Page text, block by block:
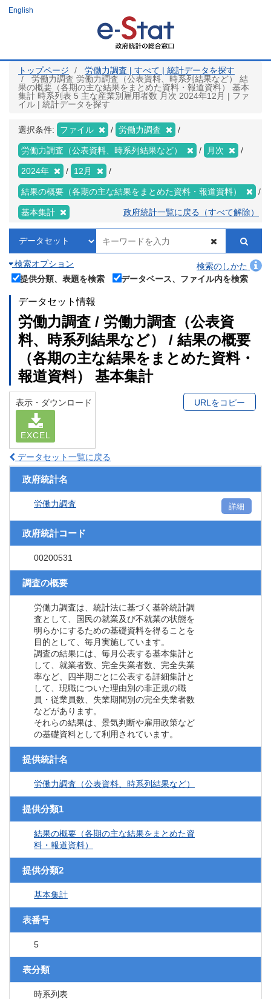
ツ
English
トップページ
労働力調査 | すべて | 統計データを探す
労働力調査 労働力調査（公表資料、時系列結果など） 結
果の概要（各期の主な結果をまとめた資料・報道資料） 基本
集計 時系列表 5 主な産業別雇用者数 月次 2024年12月 | ファ
イル | 統計データを探す
選択条件: ファイル 労働力調査
労働力調査（公表資料、時系列結果など） 月次
2024年 12月
結果の概要（各期の主な結果をまとめた資料・報道資料）
基本集計 政府統計一覧に戻る（すべて解除）
検索オプション
検索のしかた
提供分類、表題を検索
データベース、ファイル内を検索
データセット情報
労働力調査 / 労働力調査（公表資
料、時系列結果など） / 結果の概要
（各期の主な結果をまとめた資料・
報道資料） 基本集計
表示・ダウンロード
EXCEL
URLをコピー
データセット一覧に戻る
政府統計名
労働力調査 詳細
政府統計コード
00200531
調査の概要
労働力調査は、統計法に基づく基幹統計調
査として、国民の就業及び不就業の状態を
明らかにするための基礎資料を得ることを
目的として、毎月実施しています。
調査の結果には、毎月公表する基本集計と
して、就業者数、完全失業者数、完全失業
率など、四半期ごとに公表する詳細集計と
して、現職についた理由別の非正規の職
員・従業員数、失業期間別の完全失業者数
などがあります。
それらの結果は、景気判断や雇用政策など
の基礎資料として利用されています。
提供統計名
労働力調査（公表資料、時系列結果など）
提供分類1
結果の概要（各期の主な結果をまとめた資
料・報道資料）
提供分類2
基本集計
表番号
5
表分類
時系列表